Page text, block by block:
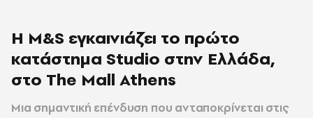
Η M&S εγκαινιάζει το πρώτο
κατάστημα Studio στην Ελλάδα,
στο The Mall Athens
Mια σημαντική επένδυση που ανταποκρίνεται στις